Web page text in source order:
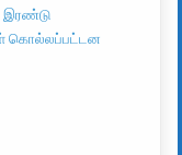
இரண்டு
கொல்லப்பட்டன